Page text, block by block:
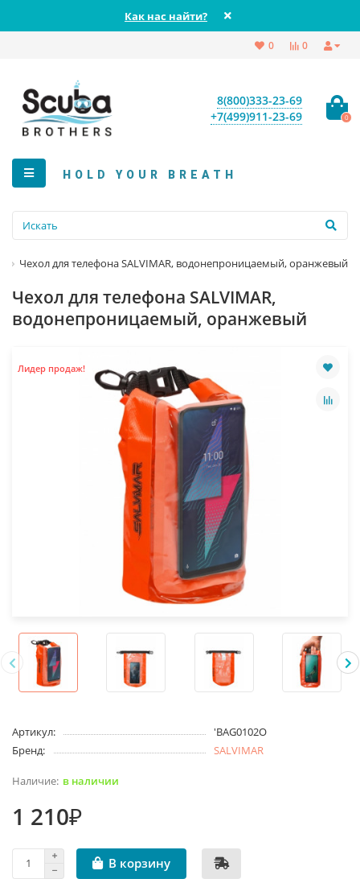
Как нас найти?
0
0
8(800)333-23-69
+7(499)911-23-69
0
HOLD YOUR BREATH
Чехол для телефона SALVIMAR, водонепроницаемый, оранжевый
Чехол для телефона SALVIMAR,
водонепроницаемый, оранжевый
Лидер продаж!
Артикул:
'BAG0102O
Бренд:
SALVIMAR
в наличии
1 210₽
В корзину